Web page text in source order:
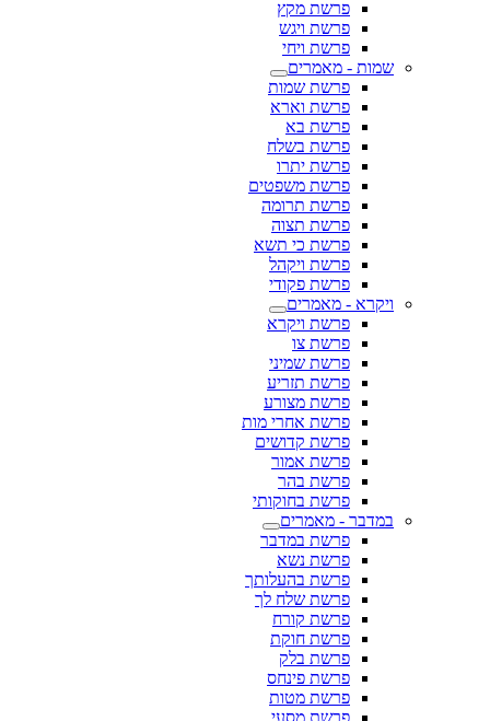
פרשת מקץ
פרשת ויגש
פרשת ויחי
שמות - מאמרים
פרשת שמות
פרשת וארא
פרשת בא
פרשת בשלח
פרשת יתרו
פרשת משפטים
פרשת תרומה
פרשת תצוה
פרשת כי תשא
פרשת ויקהל
פרשת פקודי
ויקרא - מאמרים
פרשת ויקרא
פרשת צו
פרשת שמיני
פרשת תזריע
פרשת מצורע
פרשת אחרי מות
פרשת קדושים
פרשת אמור
פרשת בהר
פרשת בחוקותי
במדבר - מאמרים
פרשת במדבר
פרשת נשא
פרשת בהעלותך
פרשת שלח לך
פרשת קורח
פרשת חוקת
פרשת בלק
פרשת פינחס
פרשת מטות